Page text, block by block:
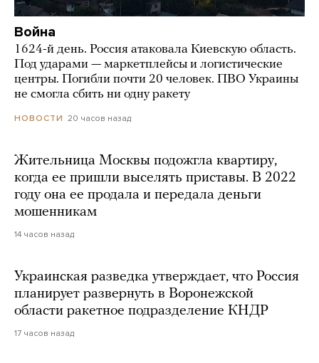
Война
1624-й день. Россия атаковала Киевскую область.
Под ударами — маркетплейсы и логистические
центры. Погибли почти 20 человек. ПВО Украины
не смогла сбить ни одну ракету
НОВОСТИ 20 часов назад
Жительница Москвы подожгла квартиру,
когда ее пришли выселять приставы. В 2022
году она ее продала и передала деньги
мошенникам
14 часов назад
Украинская разведка утверждает, что Россия
планирует развернуть в Воронежской
области ракетное подразделение КНДР
17 часов назад